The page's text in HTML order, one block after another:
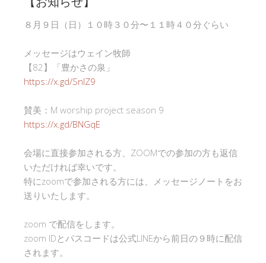
８月９日（日）１０時３０分〜１１時４０分ぐらい
メッセージはウェイン牧師
【82】「豊かさの泉」
https://x.gd/SnlZ9
賛美：M worship project season 9
https://x.gd/BNGqE
会場に直接参加される方、ZOOMでの参加の方も返信
いただければ幸いです。
特にzoomで参加される方には、メッセージノートをお
送りいたします。
zoom で配信をします。
zoom IDとパスコードは公式LINEから前日の９時に配信
されます。